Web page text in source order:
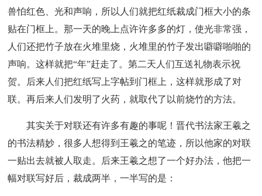
兽怕红色、光和声响，所以人们就把红纸裁成门框大小的条
贴在门框上。那一天的晚上点许许多多的灯，使光非常强，
人们还把竹子放在火堆里烧，火堆里的竹子发出噼噼啪啪的
声响。这样就把“年”赶走了。第二天人们互送礼物表示祝
贺。后来人们把红纸写上字帖到门框上，这样就形成了对
联。再后来人们发明了火药，就取代了以前烧竹的方法。
其实关于对联还有许多有趣的事呢！晋代书法家王羲之
的书法精妙，很多人想得到王羲之的笔迹，所以他家的对联
一贴出去就被人取走。后来王羲之想了一个好办法，他把一
幅对联写好后，裁成两半，一半写的是：